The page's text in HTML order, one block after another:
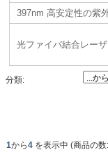
397nm 高安定性の紫
光ファイバ結合レー
分類:
1から4 を表示中 (商品の数: